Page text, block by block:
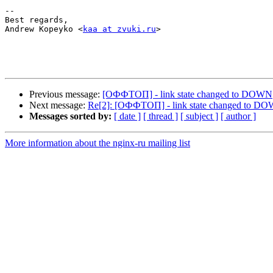
--
Best regards,
Andrew Kopeyko <kaa at zvuki.ru>
Previous message: [ОФФТОП] - link state changed to DOWN
Next message: Re[2]: [ОФФТОП] - link state changed to
Messages sorted by: [ date ] [ thread ] [ subject ] [ author ]
More information about the nginx-ru mailing list